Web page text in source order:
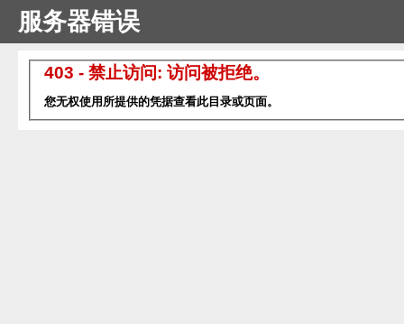
服务器错误
403 - 禁止访问: 访问被拒绝。
您无权使用所提供的凭据查看此目录或页面。